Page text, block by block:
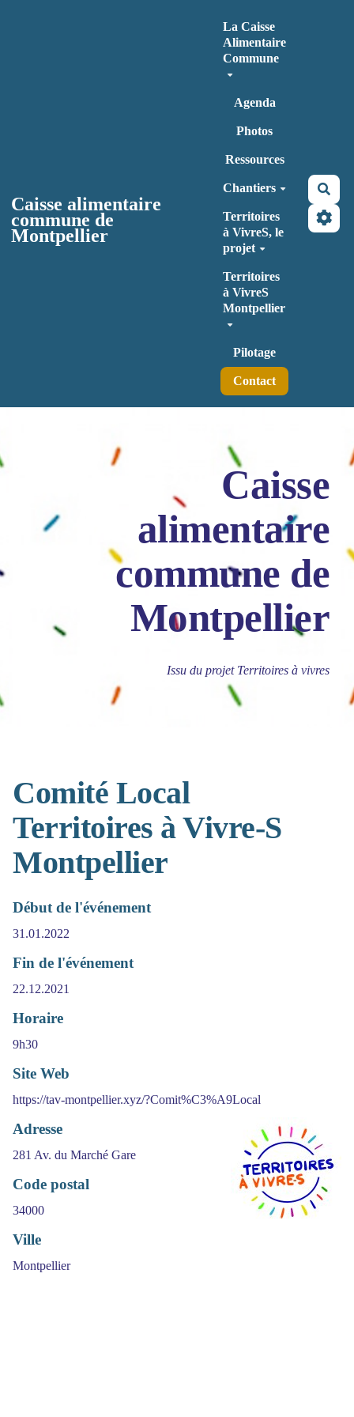
Caisse alimentaire
commune de
Montpellier
La Caisse
Alimentaire
Commune
Agenda
Photos
Ressources
Chantiers
Territoires
à VivreS, le
projet
Territoires
à VivreS
Montpellier
Pilotage
Contact
Caisse
alimentaire
commune de
Montpellier
Issu du projet Territoires à vivres
Comité Local
Territoires à Vivre-S
Montpellier
Début de l'événement
31.01.2022
Fin de l'événement
22.12.2021
Horaire
9h30
Site Web
https://tav-montpellier.xyz/?Comit%C3%A9Local
Adresse
281 Av. du Marché Gare
Code postal
34000
Ville
Montpellier